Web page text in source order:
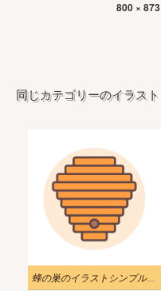
800 × 873
同じカテゴリーのイラスト
蜂の巣のイラストシンプルな画像